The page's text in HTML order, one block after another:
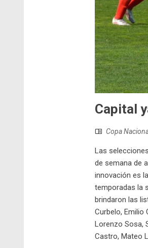
Capital
Copa
Las
de semana de
innovación es
temporadas la
brindaron las
Curbelo, Emilio
Lorenzo Sosa,
Castro, Mateo